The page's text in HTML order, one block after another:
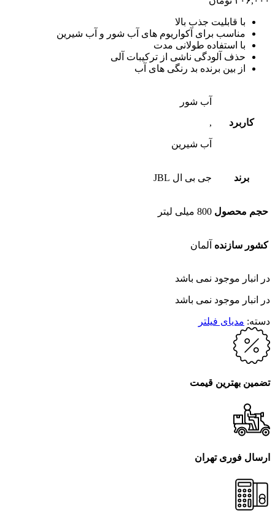
با قابلیت جذب بالا
مناسب برای آکواریوم های آب شور و آب شیرین
با استفاده طولانی مدت
حذف آلودگی ناشی از ترکیبات آلی
از بین برنده بد رنگی های آب
کاربرد
آب شور
,
آب شیرین
برند جی بی ال JBL
حجم محصول 800 میلی لیتر
کشور سازنده آلمان
در انبار موجود نمی باشد
در انبار موجود نمی باشد
دسته: مدیای فیلتر
تضمین بهترین قیمت
ارسال فوری تهران